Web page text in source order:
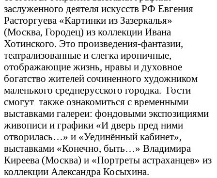
заслуженного деятеля искусств РФ Евгения
Расторгуева «Картинки из Зазеркалья»
(Москва, Городец) из коллекции Ивана
Хотинского. Это произведения-фантазии,
театрализованные и слегка ироничные,
отображающие жизнь, нравы и духовное
богатство жителей сочиненного художником
маленького среднерусского городка. Гости
смогут также ознакомиться с временными
выставками галереи: фондовыми экспозициями
живописи и графики «И дверь пред ними
отворилась…» и «Уединённый кабинет»,
выставками «Конечно, быть…» Владимира
Киреева (Москва) и «Портреты астраханцев» из
коллекции Александра Косыхина.